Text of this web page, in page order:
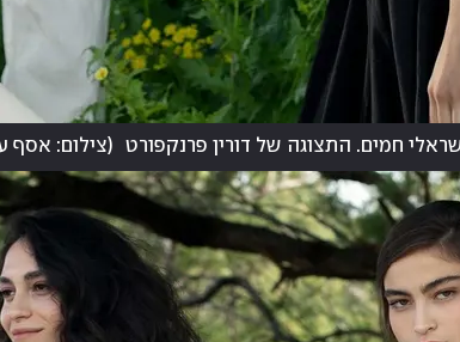
חמים. התצוגה של דורין פרנקפורט (צילום: אסף